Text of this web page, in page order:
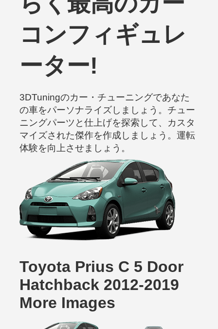
コンフィギュレ
ーター!
3DTuningのカー・チューニングであなた
の車をパーソナライズしましょう。チュー
ニングパーツと仕上げを探索して、カスタ
マイズされた傑作を作成しましょう。運転
体験を向上させましょう。
Toyota Prius C 5 Door
Hatchback 2012-2019
More Images